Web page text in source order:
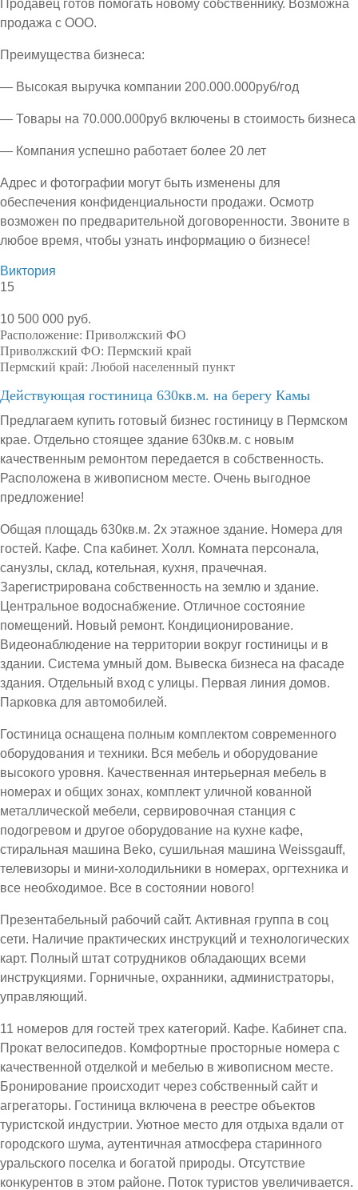
Продавец готов помогать новому собственнику. Возможна
продажа с ООО.
Преимущества бизнеса:
— Высокая выручка компании 200.000.000руб/год
— Товары на 70.000.000руб включены в стоимость бизнеса
— Компания успешно работает более 20 лет
Адрес и фотографии могут быть изменены для
обеспечения конфиденциальности продажи. Осмотр
возможен по предварительной договоренности. Звоните в
любое время, чтобы узнать информацию о бизнесе!
Виктория
15
10 500 000 руб.
Расположение: Приволжский ФО
Приволжский ФО: Пермский край
Пермский край: Любой населенный пункт
Действующая гостиница 630кв.м. на берегу Камы
Предлагаем купить готовый бизнес гостиницу в Пермском
крае. Отдельно стоящее здание 630кв.м. с новым
качественным ремонтом передается в собственность.
Расположена в живописном месте. Очень выгодное
предложение!
Общая площадь 630кв.м. 2х этажное здание. Номера для
гостей. Кафе. Спа кабинет. Холл. Комната персонала,
санузлы, склад, котельная, кухня, прачечная.
Зарегистрирована собственность на землю и здание.
Центральное водоснабжение. Отличное состояние
помещений. Новый ремонт. Кондиционирование.
Видеонаблюдение на территории вокруг гостиницы и в
здании. Система умный дом. Вывеска бизнеса на фасаде
здания. Отдельный вход с улицы. Первая линия домов.
Парковка для автомобилей.
Гостиница оснащена полным комплектом современного
оборудования и техники. Вся мебель и оборудование
высокого уровня. Качественная интерьерная мебель в
номерах и общих зонах, комплект уличной кованной
металлической мебели, сервировочная станция с
подогревом и другое оборудование на кухне кафе,
стиральная машина Beko, сушильная машина Weissgauff,
телевизоры и мини-холодильники в номерах, оргтехника и
все необходимое. Все в состоянии нового!
Презентабельный рабочий сайт. Активная группа в соц
сети. Наличие практических инструкций и технологических
карт. Полный штат сотрудников обладающих всеми
инструкциями. Горничные, охранники, администраторы,
управляющий.
11 номеров для гостей трех категорий. Кафе. Кабинет спа.
Прокат велосипедов. Комфортные просторные номера с
качественной отделкой и мебелью в живописном месте.
Бронирование происходит через собственный сайт и
агрегаторы. Гостиница включена в реестре объектов
туристской индустрии. Уютное место для отдыха вдали от
городского шума, аутентичная атмосфера старинного
уральского поселка и богатой природы. Отсутствие
конкурентов в этом районе. Поток туристов увеличивается.